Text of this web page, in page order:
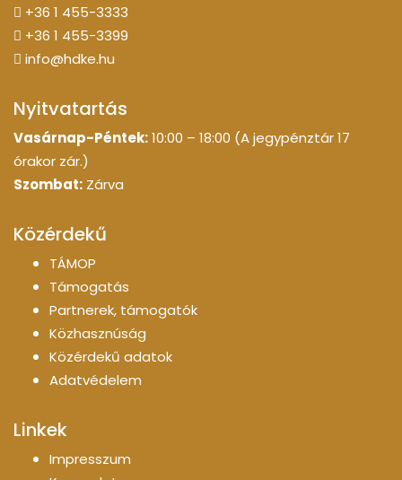
+36 1 455-3333
+36 1 455-3399
info@hdke.hu
Nyitvatartás
Vasárnap-Péntek:10:00 – 18:00 (A jegypénztár 17
órakor zár.)
Szombat: Zárva
Közérdekű
TÁMOP
Támogatás
Partnerek, támogatók
Közhasznúság
Közérdekű adatok
Adatvédelem
Linkek
Impresszum